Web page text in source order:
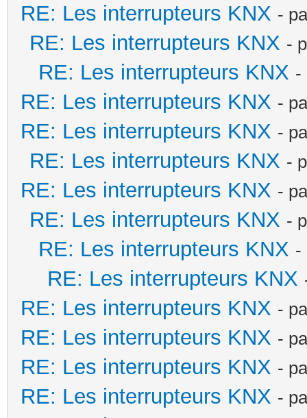
RE: Les interrupteurs KNX -
RE: Les interrupteurs KNX -
RE: Les interrupteurs KNX -
RE: Les interrupteurs KNX -
RE: Les interrupteurs KNX -
RE: Les interrupteurs KNX -
RE: Les interrupteurs KNX -
RE: Les interrupteurs KNX -
RE: Les interrupteurs KNX -
RE: Les interrupteurs KNX
RE: Les interrupteurs KNX -
RE: Les interrupteurs KNX -
RE: Les interrupteurs KNX -
RE: Les interrupteurs KNX -